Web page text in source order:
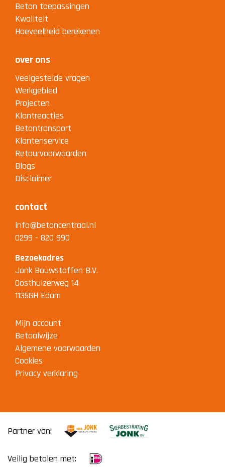
Beton toepassingen
Kwaliteit
Hoeveelheid berekenen
over ons
Veelgestelde vragen
Werkgebied
Projecten
Klantreacties
Betontransport
Klantenservice
Retourvoorwaarden
Blogs
Disclaimer
contact
info@betoncentraal.nl
0299 - 820 990
Bezoekadres
Jonk Bouwstoffen B.V.
Oosthuizerweg 14
1135GH Edam
Mijn account
Betaalwijze
Algemene voorwaarden
Cookies
Privacy verklaring
Partner van:
Veilig betalen met: